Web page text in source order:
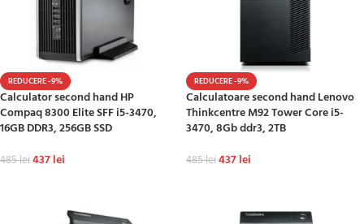
REDUCERE -9%
Calculator second hand HP
Compaq 8300 Elite SFF i5-3470,
16GB DDR3, 256GB SSD
485lei437lei
REDUCERE -9%
Calculatoare second hand Lenovo
Thinkcentre M92 Tower Core i5-
3470, 8Gb ddr3, 2TB
485lei437lei